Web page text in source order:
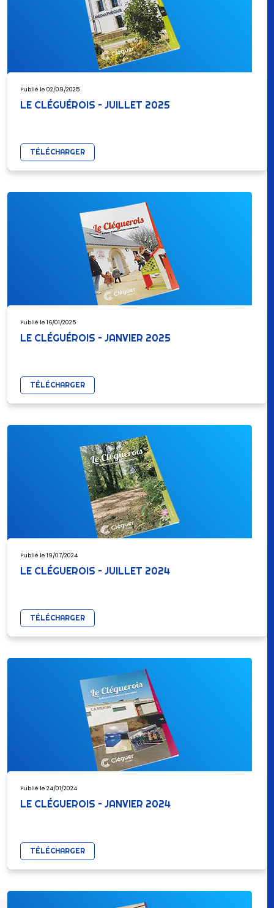
Publié le 02/09/2025
LE CLÉGUÉROIS – JUILLET 2025
TÉLÉCHARGER
Publié le 16/01/2025
LE CLÉGUÉROIS – JANVIER 2025
TÉLÉCHARGER
Publié le 19/07/2024
LE CLÉGUEROIS – JUILLET 2024
TÉLÉCHARGER
Publié le 24/01/2024
LE CLÉGUEROIS – JANVIER 2024
TÉLÉCHARGER